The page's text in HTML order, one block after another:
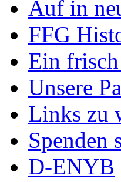
Auf in
FFG
Ein
Unsere
Links zu
Spenden
D-ENYB